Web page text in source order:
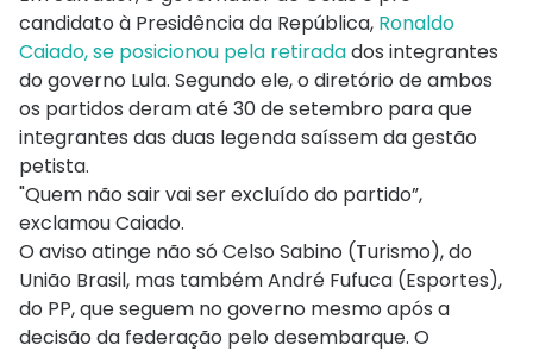
candidato à Presidência da República, Ronaldo
Caiado, se posicionou pela retiradados integrantes
do governo Lula. Segundo ele, o diretório de ambos
os partidos deram até 30 de setembro para que
integrantes das duas legenda saíssem da gestão
petista.
"Quem não sair vai ser excluído do partido”,
exclamou Caiado.
O aviso atinge não só Celso Sabino (Turismo), do
União Brasil, mas também André Fufuca (Esportes),
do PP, que seguem no governo mesmo após a
decisão da federação pelo desembarque. O